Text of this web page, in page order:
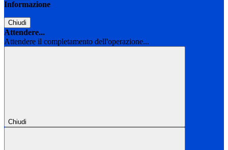
Informazione
Chiudi
Attendere...
Attendere il completamento dell'operazione...
Chiudi